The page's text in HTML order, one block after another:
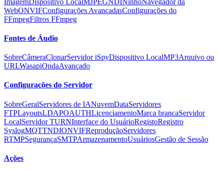
WebONVIFConfigurações AvançadasConfigurações do
FFmpegFiltros FFmpeg
Fontes de Áudio
SobreCâmeraClonarServidor iSpyDispositivo LocalMP3Arquivo ou
URLWasapiOndaAvançado
Configurações do Servidor
SobreGeralServidores de IANuvemDataServidores
FTPLayoutsLDAPOAUTHLicenciamentoMarca brancaServidor
LocalServidor TURNInterface do UsuárioRegistoRegistro
SyslogMQTTNDIONVIFReproduçãoServidores
RTMPSegurançaSMTPArmazenamentoUsuáriosGestão de Sessão
Ações